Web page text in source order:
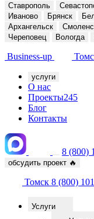
Ставрополь
Иваново
Брянск
Архангельск
Череповец
Вологда
Business-up
услуги
О нас
Проекты245
Блог
Контакты
8 (800)
обсудить проект 🔥
Томск 8 (800)
Услуги